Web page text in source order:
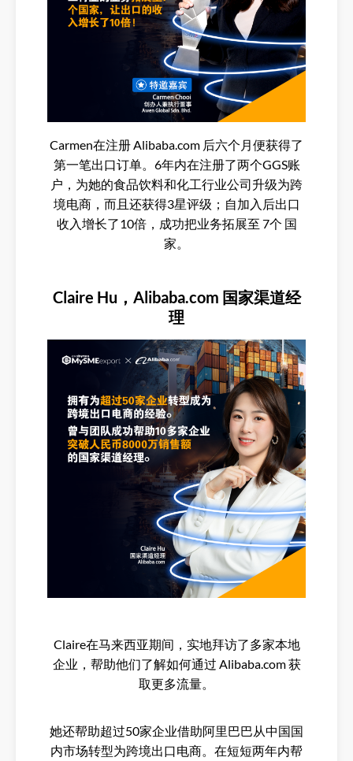
Carmen在注册 Alibaba.com 后六个月便获得了
第一笔出口订单。6年内在注册了两个GGS账
户，为她的食品饮料和化工行业公司升级为跨
境电商，而且还获得3星评级；自加入后出口
收入增长了10倍，成功把业务拓展至 7个 国
家。
Claire Hu，Alibaba.com 国家渠道经
理
Claire在马来西亚期间，实地拜访了多家本地
企业，帮助他们了解如何通过 Alibaba.com 获
取更多流量。
她还帮助超过50家企业借助阿里巴巴从中国国
内市场转型为跨境出口电商。在短短两年内帮